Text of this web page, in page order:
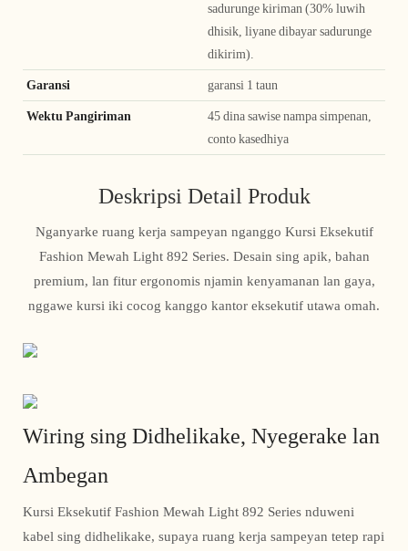
sadurunge kiriman (30% luwih
dhisik, liyane dibayar sadurunge
dikirim).
Garansi garansi 1 taun
Wektu Pangiriman
45 dina sawise nampa simpenan,
conto kasedhiya
Deskripsi Detail Produk
Nganyarke ruang kerja sampeyan nganggo Kursi Eksekutif
Fashion Mewah Light 892 Series. Desain sing apik, bahan
premium, lan fitur ergonomis njamin kenyamanan lan gaya,
nggawe kursi iki cocog kanggo kantor eksekutif utawa omah.
Wiring sing Didhelikake, Nyegerake lan
Ambegan
Kursi Eksekutif Fashion Mewah Light 892 Series nduweni
kabel sing didhelikake, supaya ruang kerja sampeyan tetep rapi